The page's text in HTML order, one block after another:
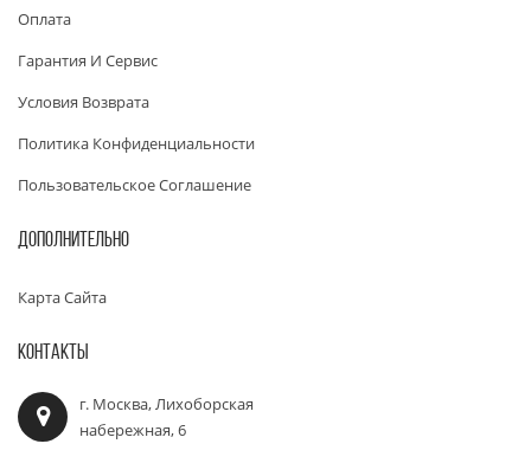
Оплата
Гарантия И Сервис
Условия Возврата
Политика Конфиденциальности
Пользовательское Соглашение
ДОПОЛНИТЕЛЬНО
Карта Сайта
КОНТАКТЫ
г. Москва, Лихоборская
набережная, 6